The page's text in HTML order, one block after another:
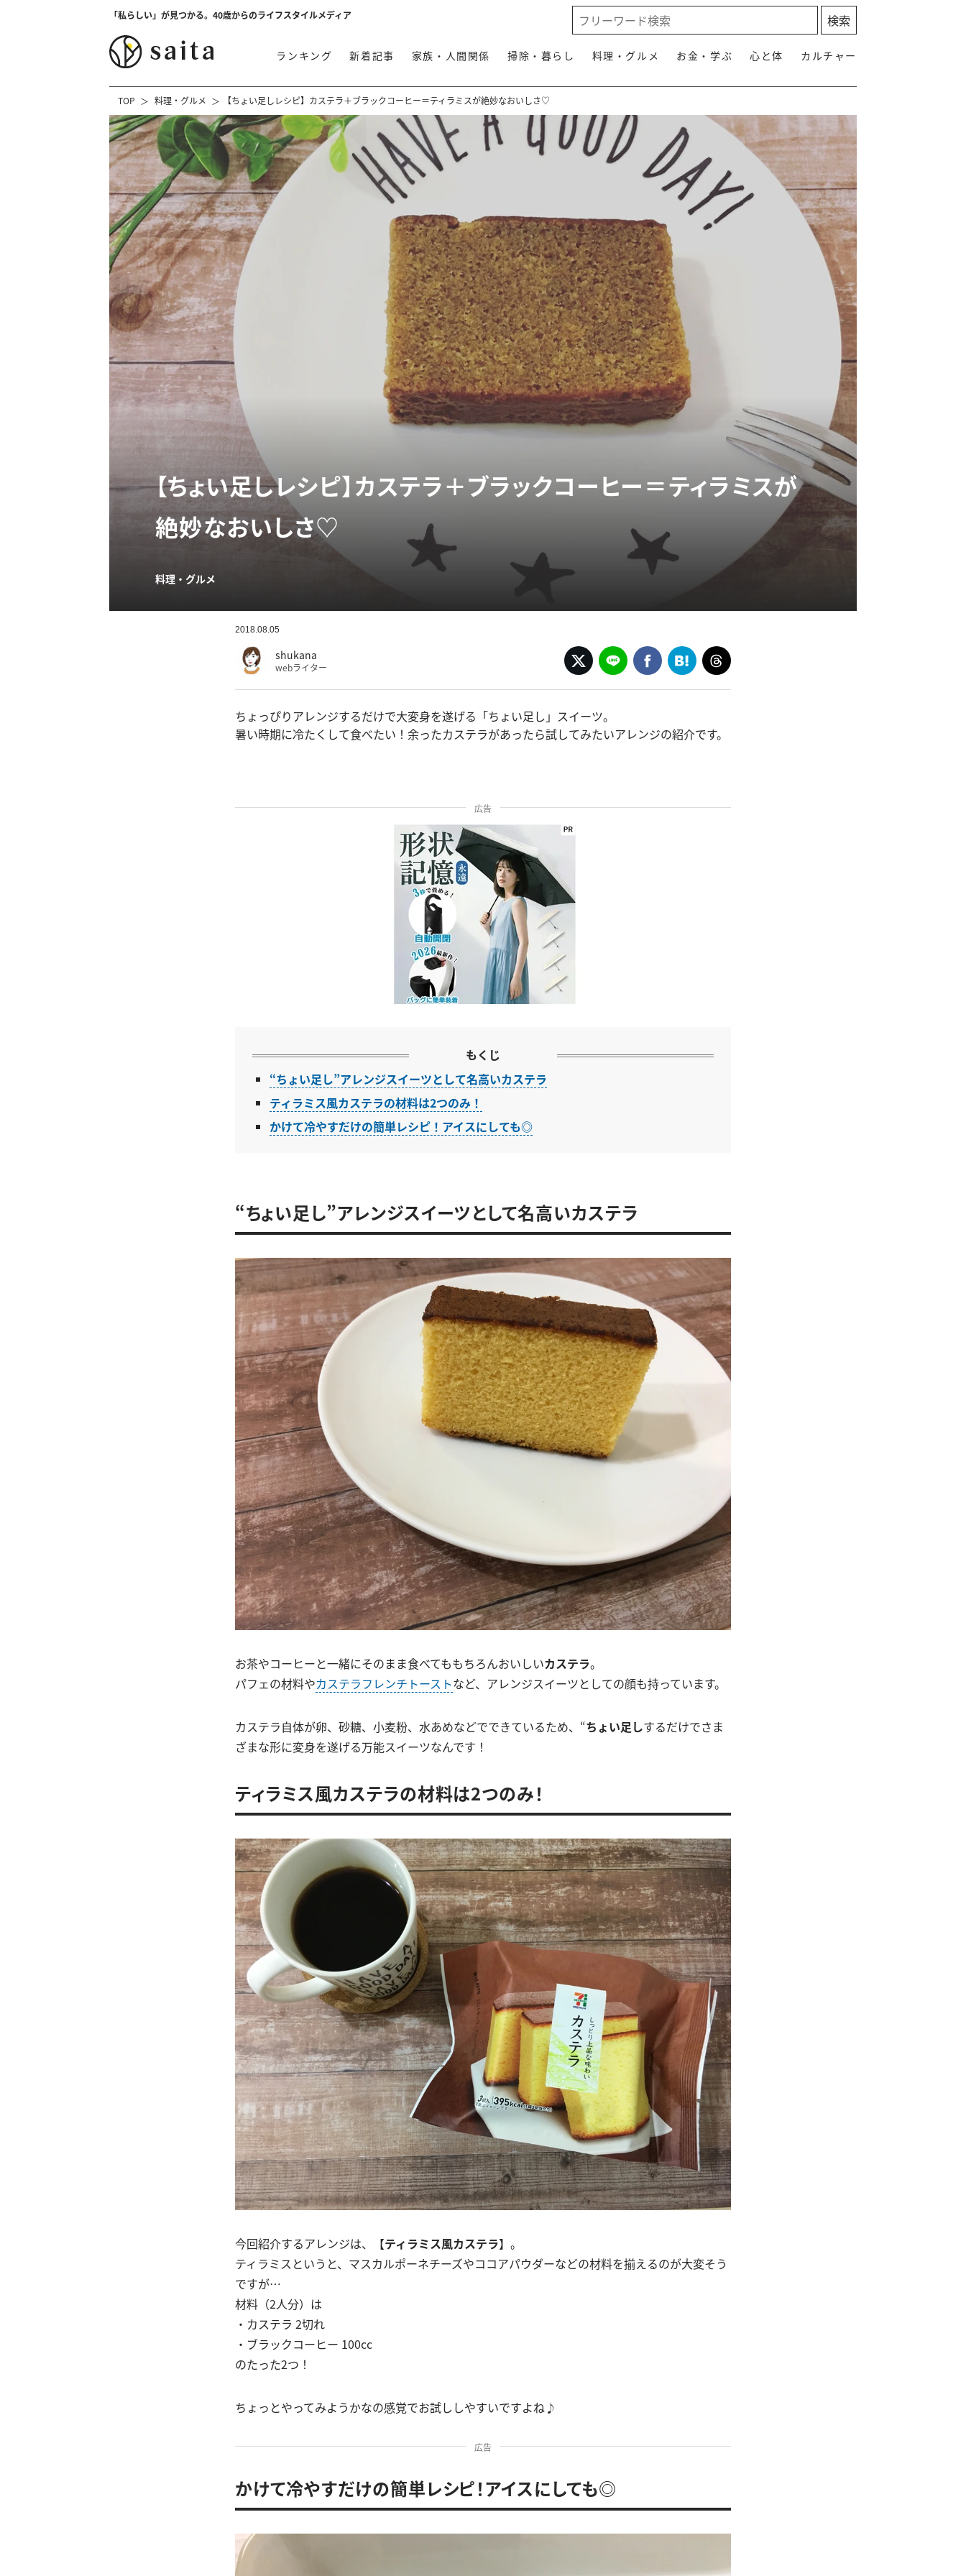
「私らしい」が見つかる。40歳からのライフスタイルメディア
ランキング 新着記事 家族・人間関係 掃除・暮らし 料理・グルメ お金・学ぶ 心と体 カルチャー
TOP 料理・グルメ 【ちょい足しレシピ】カステラ＋ブラックコーヒー＝ティラミスが絶妙なおいしさ♡
【ちょい足しレシピ】カステラ＋ブラックコーヒー＝ティラミスが
絶妙なおいしさ♡
料理・グルメ
2018.08.05
shukana
webライター
ちょっぴりアレンジするだけで大変身を遂げる「ちょい足し」スイーツ。
暑い時期に冷たくして食べたい！余ったカステラがあったら試してみたいアレンジの紹介です。
広告
もくじ
“ちょい足し”アレンジスイーツとして名高いカステラ
ティラミス風カステラの材料は2つのみ！
かけて冷やすだけの簡単レシピ！アイスにしても◎
“ちょい足し”アレンジスイーツとして名高いカステラ
お茶やコーヒーと一緒にそのまま食べてももちろんおいしいカステラ。
パフェの材料やカステラフレンチトーストなど、アレンジスイーツとしての顔も持っています。
カステラ自体が卵、砂糖、小麦粉、水あめなどでできているため、“ちょい足しするだけでさま
ざまな形に変身を遂げる万能スイーツなんです！
ティラミス風カステラの材料は2つのみ！
今回紹介するアレンジは、【ティラミス風カステラ】。
ティラミスというと、マスカルポーネチーズやココアパウダーなどの材料を揃えるのが大変そう
ですが…
材料（2人分）は
・カステラ 2切れ
・ブラックコーヒー 100cc
のたった2つ！
ちょっとやってみようかなの感覚でお試ししやすいですよね♪
広告
かけて冷やすだけの簡単レシピ！アイスにしても◎